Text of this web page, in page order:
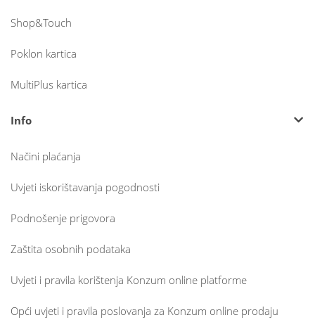
Shop&Touch
Poklon kartica
MultiPlus kartica
Info
Načini plaćanja
Uvjeti iskorištavanja pogodnosti
Podnošenje prigovora
Zaštita osobnih podataka
Uvjeti i pravila korištenja Konzum online platforme
Opći uvjeti i pravila poslovanja za Konzum online prodaju